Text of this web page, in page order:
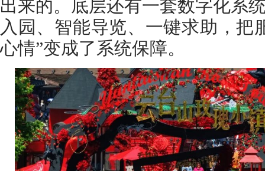
出来的。底层还有一套数字化系
入园、智能导览、一键求助，把
心情”变成了系统保障。